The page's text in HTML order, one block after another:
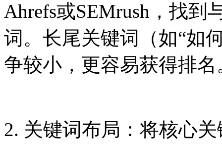
Ahrefs或SEMrush，找到
词。长尾关键词（如“如
争较小，更容易获得排名
2. 关键词布局：将核心